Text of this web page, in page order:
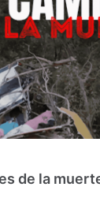
de la